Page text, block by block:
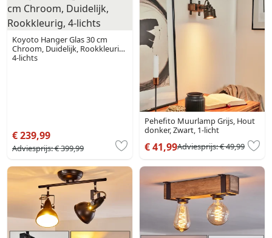
Koyoto Hanger Glas 30 cm
Chroom, Duidelijk, Rookkleurig,
4-lichts
€ 239,99
Adviesprijs:€ 399,99
Pehefito Muurlamp Grijs, Hout
donker, Zwart, 1-licht
€ 41,99Adviesprijs:€ 49,99